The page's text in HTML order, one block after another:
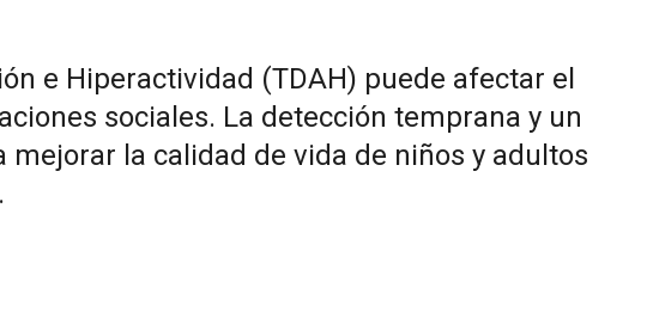
e Hiperactividad (TDAH) puede afectar el
sociales. La detección temprana y un
la calidad de vida de niños y adultos